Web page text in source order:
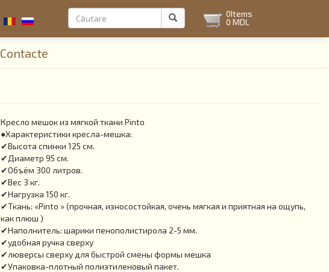
Formular
de
0Items
0 MDL
Contacte
Кресло мешок из мягкой ткани Pinto
●Характеристики кресла-мешка:
✔Высота спинки 125 см.
✔Диаметр 95 см.
✔Объём 300 литров.
✔Вес 3 кг.
✔Нагрузка 150 кг.
✔Ткань: «Pinto » (прочная, износостойкая, очень мягкая и приятная на ощупь,
как плюш )
✔Наполнитель: шарики пенополистирола 2-5 мм.
✔удобная ручка сверху
✔люверсы сверху для быстрой смены формы мешка
✔Упаковка-плотный полиэтиленовый пакет.